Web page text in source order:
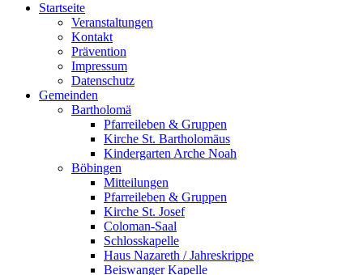
Startseite
Veranstaltungen
Kontakt
Prävention
Impressum
Datenschutz
Gemeinden
Bartholomä
Pfarreileben & Gruppen
Kirche St. Bartholomäus
Kindergarten Arche Noah
Böbingen
Mitteilungen
Pfarreileben & Gruppen
Kirche St. Josef
Coloman-Saal
Schlosskapelle
Haus Nazareth / Jahreskrippe
Beiswanger Kapelle